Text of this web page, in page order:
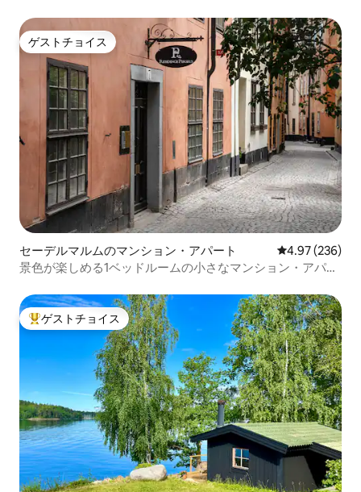
ゲストチョイス
ゲストチョイス
セーデルマルムのマンション・アパート レビュー236
4.97 (236)
景色が楽しめる1ベッドルームの小さなマンション・アパー
大好評のゲストチョイスです。
ゲストチョイス